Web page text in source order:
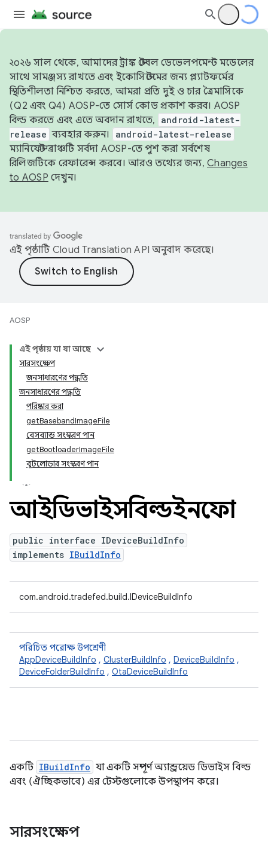
২০২৬ সাল থেকে, আমাদের ট্রাঙ্ক স্টেবল ডেভেলপমেন্ট মডেলের
সাথে সামঞ্জস্য রাখতে এবং ইকোসিস্টেমের জন্য প্ল্যাটফর্মের
স্থিতিশীলতা নিশ্চিত করতে, আমরা প্রতি দুই ও চার ত্রৈমাসিকে
(Q2 এবং Q4) AOSP-তে সোর্স কোড প্রকাশ করব। AOSP
বিল্ড করতে এবং এতে অবদান রাখতে,
android-latest-
release ব্যবহার করুন। android-latest-release
ম্যানিফেস্ট ব্রাঞ্চটি সর্বদা AOSP-তে পুশ করা সর্বশেষ
রিলিজটিকে রেফারেন্স করবে। আরও তথ্যের জন্য, Changes
to AOSP দেখুন।
এই পৃষ্ঠাটি Cloud Translation API অনুবাদ করেছে।
AOSP
এই পৃষ্ঠায় যা যা আছে
সারসংক্ষেপ
জনসাধারণের পদ্ধতি
জনসাধারণের পদ্ধতি
পরিষ্কার করা
getBasebandImageFile
বেসব্যান্ড সংস্করণ পান
getBootloaderImageFile
বুটলোডার সংস্করণ পান
আইডিভাইসবিল্ডইনফো
public interface IDeviceBuildInfo
implements IBuildInfo
com.android.tradefed.build.IDeviceBuildInfo
পরিচিত পরোক্ষ উপশ্রেণী
AppDeviceBuildInfo , ClusterBuildInfo , DeviceBuildInfo ,
DeviceFolderBuildInfo , OtaDeviceBuildInfo
একটি IBuildInfo যা একটি সম্পূর্ণ অ্যান্ড্রয়েড ডিভাইস বিল্ড
এবং (ঐচ্ছিকভাবে) এর টেস্টগুলোকে উপস্থাপন করে।
সারসংক্ষেপ